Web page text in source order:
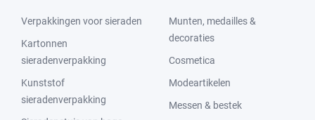
Verpakkingen voor sieraden
Kartonnen
sieradenverpakking
Kunststof
sieradenverpakking
Munten, medailles &
decoraties
Cosmetica
Modeartikelen
Messen & bestek